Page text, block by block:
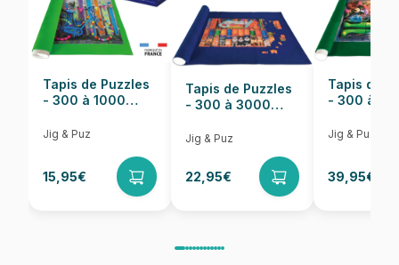
Dimensions 69 x 48 cm
Tapis de Puzzles
- 300 à 1000
Jig & Puz
15,95€
Tapis de Puzzles
- 300 à 3000
Jig & Puz
22,95€
Tapis de
- 300 à
Jig & Puz
39,95€